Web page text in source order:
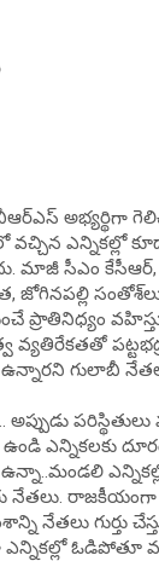
అభ్యర్థిగా
ఎన్నికల్లో
మాజీ సీఎం కేసీఆర్,
జోగినపల్లి
ప్రాతినిధ్యం
వ్యతిరేకతతో
ఉన్నారని గులాబీ
అప్పుడు
ఉండి
నేతలు.
గుర్తు
ఓడిపోతూ